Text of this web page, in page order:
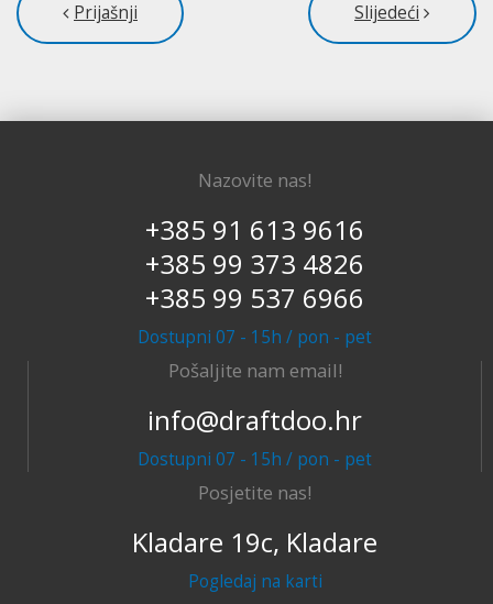
Prijašnji Slijedeći
Nazovite nas!
+385 91 613 9616
+385 99 373 4826
+385 99 537 6966
Dostupni 07 - 15h / pon - pet
Pošaljite nam email!
info@draftdoo.hr
Dostupni 07 - 15h / pon - pet
Posjetite nas!
Kladare 19c, Kladare
Pogledaj na karti